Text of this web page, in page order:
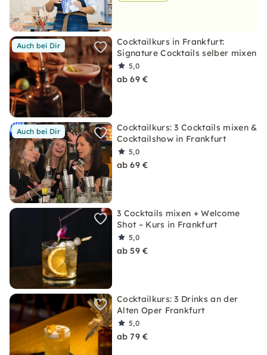
Auch bei Dir
Cocktailkurs in Frankfurt:
Signature Cocktails selber mixen
5,0
ab 69 €
Auch bei Dir
Cocktailkurs: 3 Cocktails mixen &
Cocktailshow in Frankfurt
5,0
ab 69 €
3 Cocktails mixen + Welcome
Shot – Kurs in Frankfurt
5,0
ab 59 €
Cocktailkurs: 3 Drinks an der
Alten Oper Frankfurt
5,0
ab 79 €